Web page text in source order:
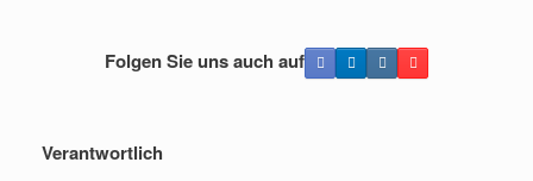
Folgen Sie uns auch auf
Verantwortlich